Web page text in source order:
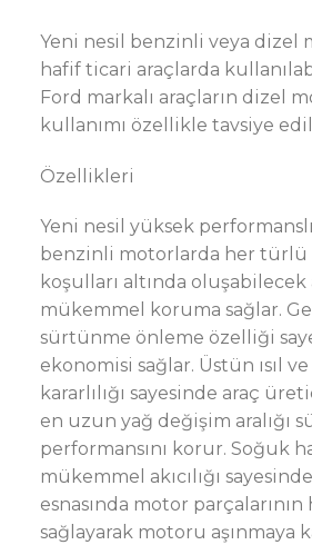
Yeni nesil benzinli veya dizel
hafif ticari araçlarda
Ford markalı araçların dizel
kullanımı özellikle tavsiye
Özellikleri
Yeni nesil yüksek
benzinli motorlarda her türlü
koşulları altında oluşabilecek
mükemmel koruma sağlar.
sürtünme önleme özelliği
ekonomisi sağlar. Üstün ısıl
kararlılığı sayesinde araç
en uzun yağ değişim aralığı
performansını korur. Soğuk
mükemmel akıcılığı
esnasında motor parçalarının
sağlayarak motoru aşınmaya